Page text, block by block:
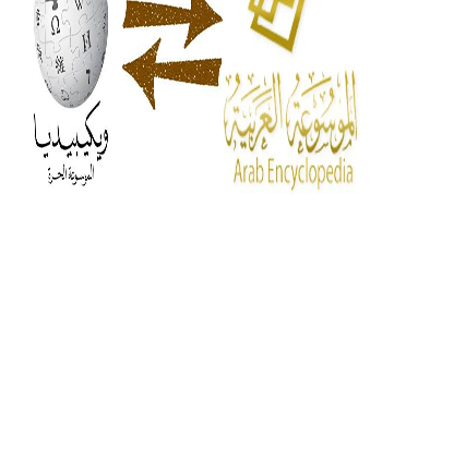
الدين والفلسفة.
- هل تعلم أن المرجان إفراز حيواني
يتكون في البحر ويتركب من مادة
كربونات الكلسيوم، وهو أحمر أو شديد
الحمرة وهو أجود أنواعه، ويمتاز بكبر
الحجم ويسمى الش